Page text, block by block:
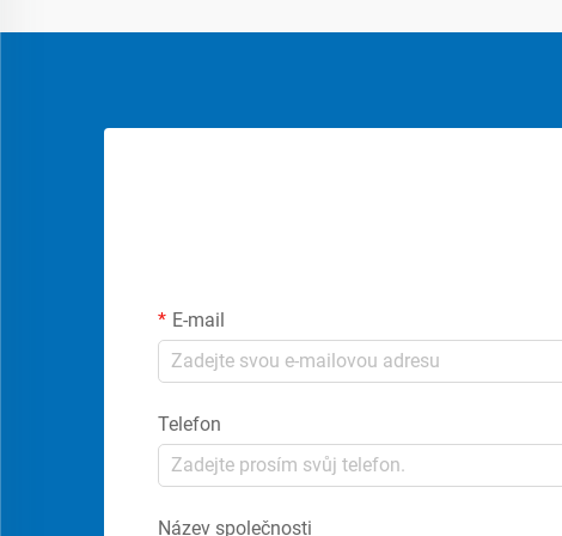
E-mail
Telefon
Název společnosti